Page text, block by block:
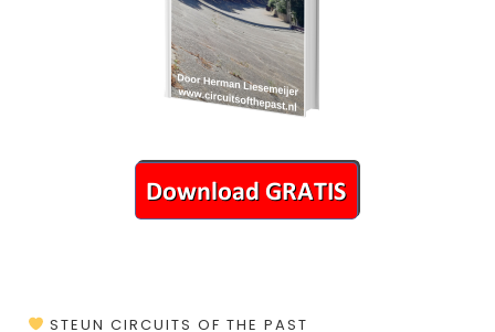
STEUN CIRCUITS OF THE PAST